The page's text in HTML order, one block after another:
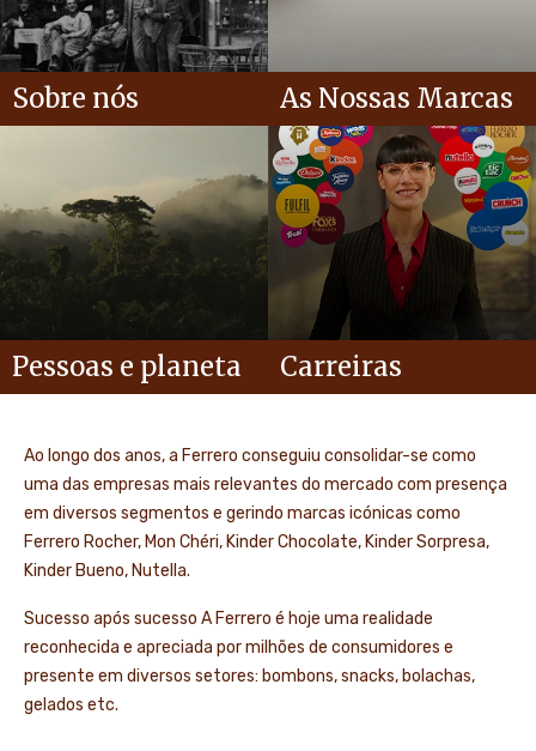
Sobre nós As Nossas Marcas
Pessoas e planeta Carreiras
Ao longo dos anos, a Ferrero conseguiu consolidar-se como
uma das empresas mais relevantes do mercado com presença
em diversos segmentos e gerindo marcas icónicas como
Ferrero Rocher, Mon Chéri, Kinder Chocolate, Kinder Sorpresa,
Kinder Bueno, Nutella.
Sucesso após sucesso A Ferrero é hoje uma realidade
reconhecida e apreciada por milhões de consumidores e
presente em diversos setores: bombons, snacks, bolachas,
gelados etc.